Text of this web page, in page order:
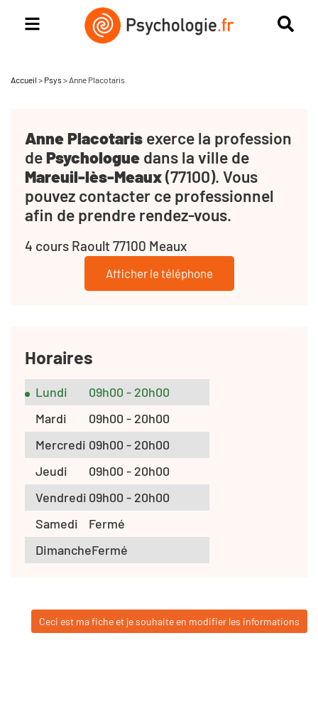
Accueil > Psys > Anne Placotaris
Anne Placotaris exerce la profession
dePsychologue dans la ville de
Mareuil-lès-Meaux(77100). Vous
pouvez contacter ce professionnel
afin de prendre rendez-vous.
4 cours Raoult 77100 Meaux
Afficher le téléphone
Horaires
Lundi
09h00 - 20h00
Mardi
09h00 - 20h00
Mercredi 09h00 - 20h00
Jeudi
09h00 - 20h00
Vendredi 09h00 - 20h00
Samedi
Fermé
DimancheFermé
Ceci est ma fiche et je souhaite en modifier les informations